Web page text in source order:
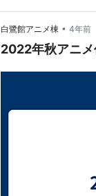
白鷺館アニメ棟 • 4年前
2022年秋アニ